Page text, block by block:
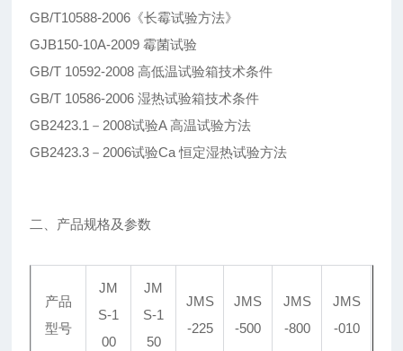
GB/T10588-2006《长霉试验方法》
GJB150-10A-2009 霉菌试验
GB/T 10592-2008 高低温试验箱技术条件
GB/T 10586-2006 湿热试验箱技术条件
GB2423.1－2008试验A 高温试验方法
GB2423.3－2006试验Ca 恒定湿热试验方法
二、产品规格及参数
产品
型号
JM
S-1
00
JM
S-1
50
JMS
-225
JMS
-500
JMS
-800
JMS
-010